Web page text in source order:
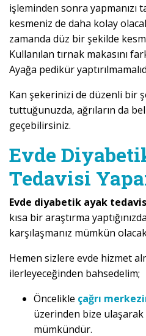
işleminden sonra yapmanızı
kesmeniz de daha kolay
zamanda düz bir şekilde
Kullanılan tırnak makasını
Ayağa pedikür
Kan şekerinizi de düzenli bir
tuttuğunuzda, ağrıların da
geçebilirsiniz.
Evde
Tedavisi
Evde diyabetik ayak
kısa bir araştırma
karşılaşmanız mümkün
Hemen sizlere evde hizmet
ilerleyeceğinden bahsedelim;
Öncelikle çağrı
üzerinden bize ulaşarak
mümkündür.